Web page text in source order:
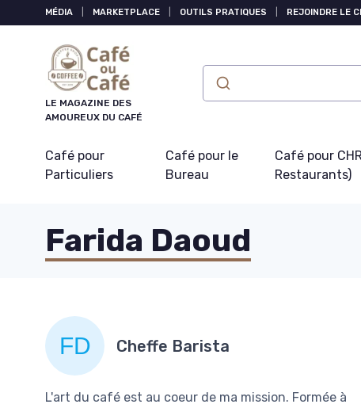
MÉDIA MARKETPLACE OUTILS PRATIQUES REJOINDRE LE
LE MAGAZINE DES
AMOUREUX DU CAFÉ
Café pour
Particuliers
Café pour le
Bureau
Café pour
Restaurants)
Farida Daoud
Cheffe Barista
L'art du café est au coeur de ma mission. Formée à
Panneau de gestion des cookies